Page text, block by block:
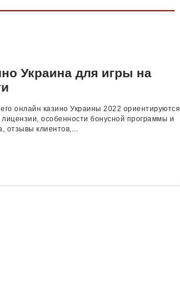
Украина для игры на
онлайн казино Украины 2022 ориентируются
особенности бонусной программы и
отзывы клиентов,...